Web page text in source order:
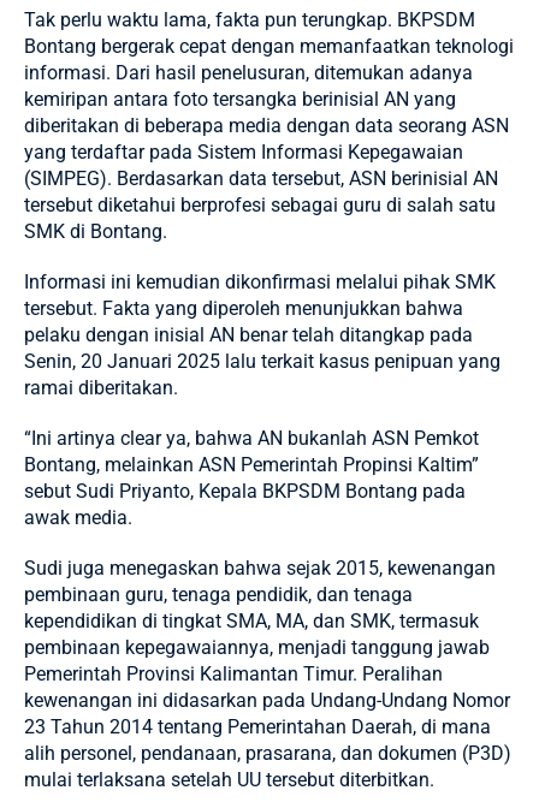
Tak perlu waktu lama, fakta pun terungkap. BKPSDM
Bontang bergerak cepat dengan memanfaatkan teknologi
informasi. Dari hasil penelusuran, ditemukan adanya
kemiripan antara foto tersangka berinisial AN yang
diberitakan di beberapa media dengan data seorang ASN
yang terdaftar pada Sistem Informasi Kepegawaian
(SIMPEG). Berdasarkan data tersebut, ASN berinisial AN
tersebut diketahui berprofesi sebagai guru di salah satu
SMK di Bontang.
Informasi ini kemudian dikonfirmasi melalui pihak SMK
tersebut. Fakta yang diperoleh menunjukkan bahwa
pelaku dengan inisial AN benar telah ditangkap pada
Senin, 20 Januari 2025 lalu terkait kasus penipuan yang
ramai diberitakan.
“Ini artinya clear ya, bahwa AN bukanlah ASN Pemkot
Bontang, melainkan ASN Pemerintah Propinsi Kaltim”
sebut Sudi Priyanto, Kepala BKPSDM Bontang pada
awak media.
Sudi juga menegaskan bahwa sejak 2015, kewenangan
pembinaan guru, tenaga pendidik, dan tenaga
kependidikan di tingkat SMA, MA, dan SMK, termasuk
pembinaan kepegawaiannya, menjadi tanggung jawab
Pemerintah Provinsi Kalimantan Timur. Peralihan
kewenangan ini didasarkan pada Undang-Undang Nomor
23 Tahun 2014 tentang Pemerintahan Daerah, di mana
alih personel, pendanaan, prasarana, dan dokumen (P3D)
mulai terlaksana setelah UU tersebut diterbitkan.